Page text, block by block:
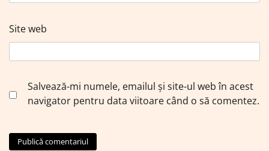
Site web
Salvează-mi numele, emailul și site-ul web în acest
navigator pentru data viitoare când o să comentez.